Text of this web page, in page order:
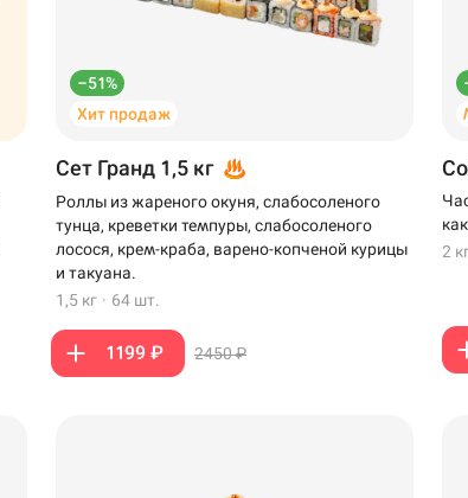
–51%
Хит продаж
Сет Гранд 1,5 кг
Роллы из жареного окуня, слабосоленого
тунца, креветки темпуры, слабосоленого
лосося, крем-краба, варено-копченой курицы
и такуана.
1,5 кг · 64 шт.
1199 ₽ 2450 ₽
2